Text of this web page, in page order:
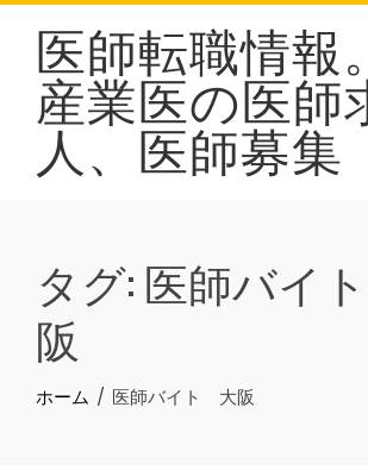
Skip
content医師転職情報。
産業医の医師
人、医師募集
タグ: 医師バイ
阪
ホーム 医師バイト 大阪